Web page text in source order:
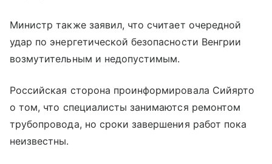
Министр также заявил, что считает очередной
удар по энергетической безопасности Венгрии
возмутительным и недопустимым.
Российская сторона проинформировала Сийярто
о том, что специалисты занимаются ремонтом
трубопровода, но сроки завершения работ пока
неизвестны.